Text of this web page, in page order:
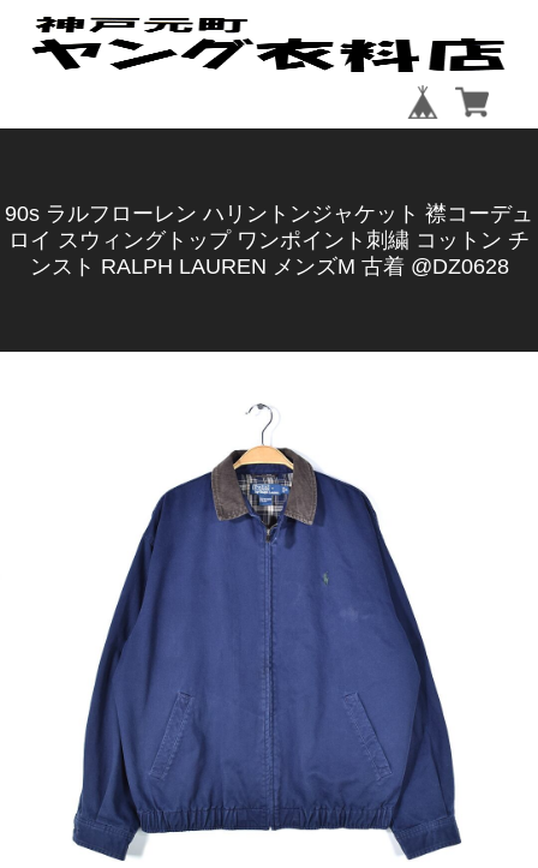
90s ラルフローレン ハリントンジャケット 襟コーデュ
ロイ スウィングトップ ワンポイント刺繍 コットン チ
ンスト RALPH LAUREN メンズM 古着 @DZ0628